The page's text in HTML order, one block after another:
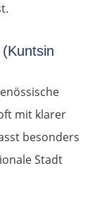
(Kuntsin
mit klarer
besonders
Stadt